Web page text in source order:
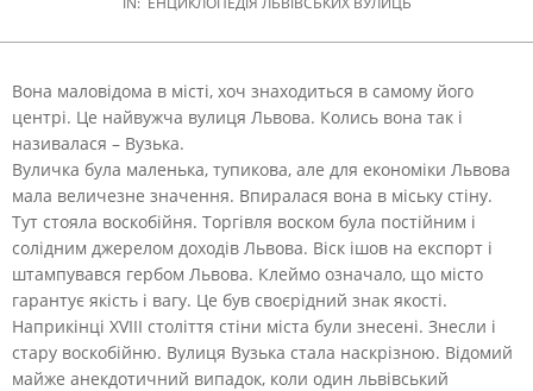
Вона маловідома в місті, хоч знаходиться в самому його
центрі. Це найвужча вулиця Львова. Колись вона так і
називалася – Вузька.
Вуличка була маленька, тупикова, але для економіки Львова
мала величезне значення. Впиралася вона в міську стіну.
Тут стояла воскобійня. Торгівля воском була постійним і
солідним джерелом доходів Львова. Віск ішов на експорт і
штампувався гербом Львова. Клеймо означало, що місто
гарантує якість і вагу. Це був своєрідний знак якості.
Наприкінці XVIII століття стіни міста були знесені. Знесли і
стару воскобійню. Вулиця Вузька стала наскрізною. Відомий
майже анекдотичний випадок, коли один львівський